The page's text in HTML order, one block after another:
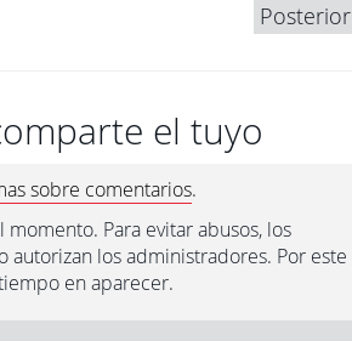
Posterior
el tuyo
sobre comentarios.
Para evitar abusos, los
los administradores. Por este
en aparecer.